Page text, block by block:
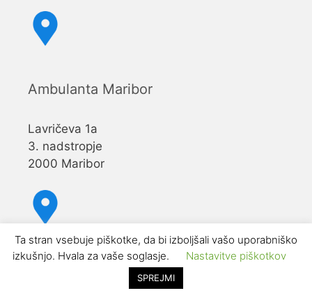
Ambulanta Maribor
Lavričeva 1a
3. nadstropje
2000 Maribor
ARTHRON- Klinika za sklepe, hrbtenico in poškodbe
Ta stran vsebuje piškotke, da bi izboljšali vašo uporabniško
izkušnjo. Hvala za vaše soglasje.
Nastavitve piškotkov
SPREJMI